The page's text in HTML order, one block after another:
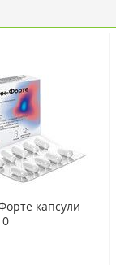
капсули